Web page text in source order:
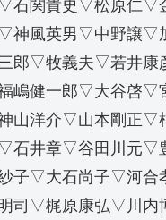
神風英男▽中野譲▽
郎▽牧義夫▽若井
嶋健一郎▽大谷啓▽
山洋介▽山本剛正
石井章▽谷田川元▽
子▽大石尚子▽河合
司▽梶原康弘▽川